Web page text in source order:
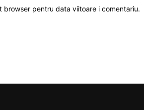
browser pentru data viitoare i comentariu.